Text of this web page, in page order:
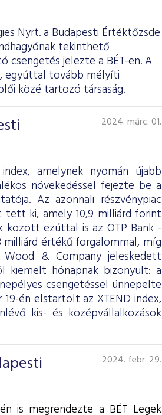
Nyrt. a Budapesti Értéktőzsde
tekinthető
csengetés jelezte a BÉT-en. A
egyúttal tovább mélyíti
közé tartozó társaság.
2024. márc. 01.
amelynek nyomán újabb
növekedéssel fejezte be a
Az azonnali részvénypiac
ki, amely 10,9 milliárd forint
között ezúttal is az OTP Bank -
milliárd értékű forgalommal, míg
& Company jeleskedett
kiemelt hónapnak bizonyult: a
csengetéssel ünnepelte
én elstartolt az XTEND index,
kis- és középvállalkozások
2024. febr. 29.
is megrendezte a BÉT Legek